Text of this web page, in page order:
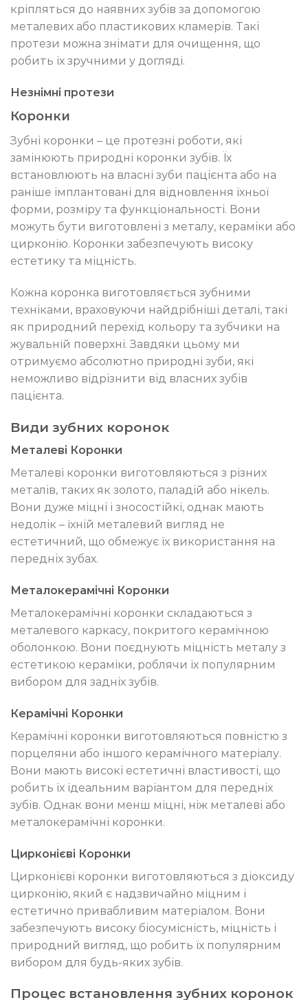
кріпляться до наявних зубів за допомогою
металевих або пластикових кламерів. Такі
протези можна знімати для очищення, що
робить їх зручними у догляді.
Незнімні протези
Коронки
Зубні коронки – це протезні роботи, які
замінюють природні коронки зубів. Їх
встановлюють на власні зуби пацієнта або на
раніше імплантовані для відновлення їхньої
форми, розміру та функціональності. Вони
можуть бути виготовлені з металу, кераміки або
цирконію. Коронки забезпечують високу
естетику та міцність.
Кожна коронка виготовляється зубними
техніками, враховуючи найдрібніші деталі, такі
як природний перехід кольору та зубчики на
жувальній поверхні. Завдяки цьому ми
отримуємо абсолютно природні зуби, які
неможливо відрізнити від власних зубів
пацієнта.
Види зубних коронок
Металеві Коронки
Металеві коронки виготовляються з різних
металів, таких як золото, паладій або нікель.
Вони дуже міцні і зносостійкі, однак мають
недолік – їхній металевий вигляд не
естетичний, що обмежує їх використання на
передніх зубах.
Металокерамічні Коронки
Металокерамічні коронки складаються з
металевого каркасу, покритого керамічною
оболонкою. Вони поєднують міцність металу з
естетикою кераміки, роблячи їх популярним
вибором для задніх зубів.
Керамічні Коронки
Керамічні коронки виготовляються повністю з
порцеляни або іншого керамічного матеріалу.
Вони мають високі естетичні властивості, що
робить їх ідеальним варіантом для передніх
зубів. Однак вони менш міцні, ніж металеві або
металокерамічні коронки.
Цирконієві Коронки
Цирконієві коронки виготовляються з діоксиду
цирконію, який є надзвичайно міцним і
естетично привабливим матеріалом. Вони
забезпечують високу біосумісність, міцність і
природний вигляд, що робить їх популярним
вибором для будь-яких зубів.
Процес встановлення зубних коронок